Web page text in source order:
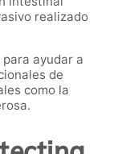
realizado
ayudar a
de
como la